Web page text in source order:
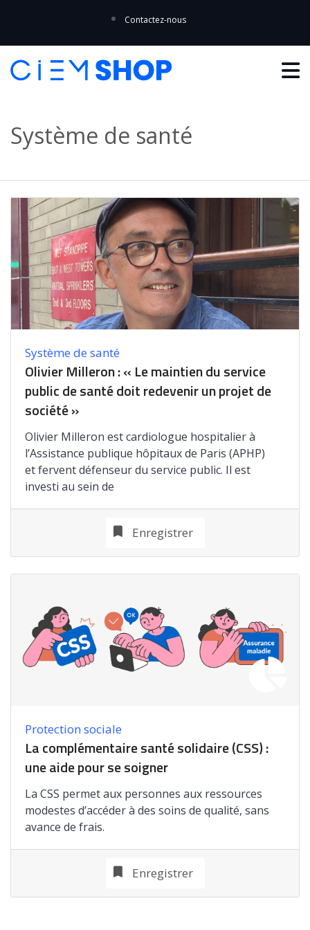
Contactez-nous
Système de santé
Système de santé
Olivier Milleron : « Le maintien du service
public de santé doit redevenir un projet de
société »
Olivier Milleron est cardiologue hospitalier à
l’Assistance publique hôpitaux de Paris (APHP)
et fervent défenseur du service public. Il est
investi au sein de
Enregistrer
Protection sociale
La complémentaire santé solidaire (CSS) :
une aide pour se soigner
La CSS permet aux personnes aux ressources
modestes d’accéder à des soins de qualité, sans
avance de frais.
Enregistrer